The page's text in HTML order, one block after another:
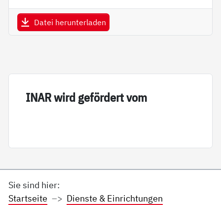
Datei herunterladen
INAR wird ge­för­dert vom
Sie sind hier:
Startseite
Dienste & Einrichtungen